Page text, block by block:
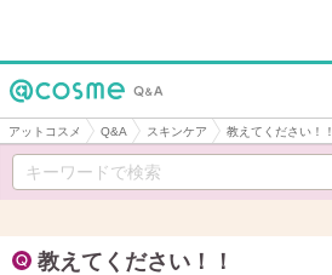
アットコスメ Q&A スキンケア 教えてください！！
教えてください！！